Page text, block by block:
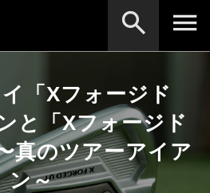
「Xフォージド
と「Xフォージド
真のツアーアイア
ン～
ランキング
報
践テクニック
索したい事柄を入
検索